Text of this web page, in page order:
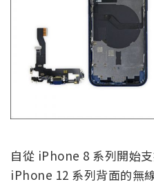
自從 iPhone 8 系列開始
iPhone 12 系列背面的無